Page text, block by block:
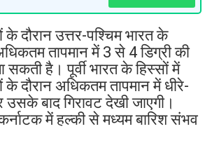
दौरान उत्तर-पश्चिम भारत के
तापमान में 3 से 4 डिग्री की
सकती है। पूर्वी भारत के हिस्सों में
दौरान अधिकतम तापमान में धीरे-
उसके बाद गिरावट देखी जाएगी।
में हल्की से मध्यम बारिश संभव